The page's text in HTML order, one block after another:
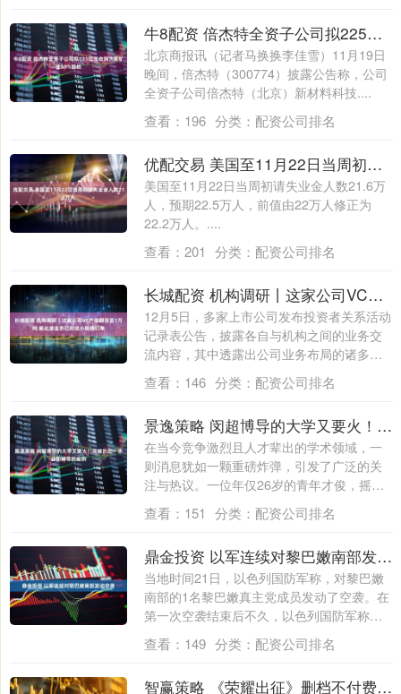
牛8配资 倍杰特全资子公司拟225亿元收购大豪矿业55%股权
北京商报讯（记者马换换李佳雪）11月19日
晚间，倍杰特（300774）披露公告称，公司
全资子公司倍杰特（北京）新材料科技....
查看： 196 分类： 配资公司排名
优配交易 美国至11月22日当周初请失业金人数216万人
美国至11月22日当周初请失业金人数21.6万
人，预期22.5万人，前值由22万人修正为
22.2万人。....
查看： 201 分类： 配资公司排名
长城配资 机构调研丨这家公司VC产能翻倍至1万吨 氟化液业务已形成小规模订单
12月5日，多家上市公司发布投资者关系活动
记录表公告，披露各自与机构之间的业务交
流内容，其中透露出公司业务布局的诸多进
展....
查看： 146 分类： 配资公司排名
景逸策略 闵超博导的大学又要火！又被扒出一毕业即博导的案例
在当今竞争激烈且人才辈出的学术领域，一
则消息犹如一颗重磅炸弹，引发了广泛的关
注与热议。一位年仅26岁的青年才俊，摇身
一变....
查看： 151 分类： 配资公司排名
鼎金投资 以军连续对黎巴嫩南部发动空袭
当地时间21日，以色列国防军称，对黎巴嫩
南部的1名黎巴嫩真主党成员发动了空袭。在
第一次空袭结束后不久，以色列国防军称再
次....
查看： 149 分类： 配资公司排名
智赢策略 《荣耀出征》删档不付费测试开启了元旦爽玩